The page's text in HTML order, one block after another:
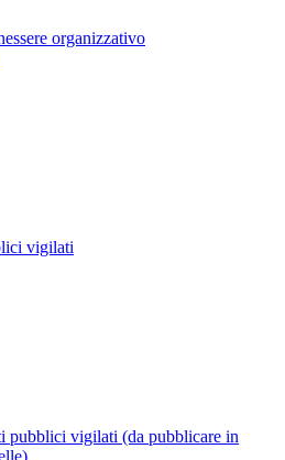
organizzativo
vigilati
pubblici vigilati (da pubblicare in